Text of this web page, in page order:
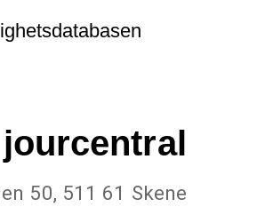
50, 511 61 Skene